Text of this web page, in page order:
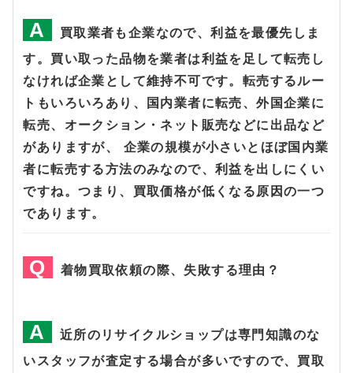
買取業者も企業なので、利益を最優先しま
す。買い取った品物を業者は利益を足して転売し
なければ企業として維持不可です。転売するルー
トもいろいろあり、国内業者に転売、外国企業に
転売、オークション・ネット販売などに出品など
がありますが、 企業の規模が小さいとほぼ国内業
者に転売する方法のみなので、利益を出しにくい
ですね。つまり、買取価格が低くなる原因の一つ
であります。
着物買取依頼の際、失敗する理由？
近所のリサイクルショップは専門知識のな
いスタッフが査定する場合が多いですので、買取